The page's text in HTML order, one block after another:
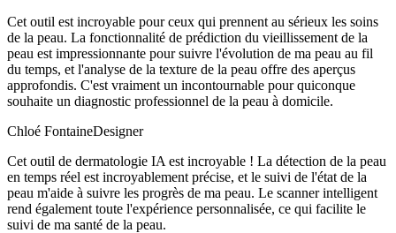
Cet outil est incroyable pour ceux qui prennent au sérieux les soins
de la peau. La fonctionnalité de prédiction du vieillissement de la
peau est impressionnante pour suivre l'évolution de ma peau au fil
du temps, et l'analyse de la texture de la peau offre des aperçus
approfondis. C'est vraiment un incontournable pour quiconque
souhaite un diagnostic professionnel de la peau à domicile.
Chloé FontaineDesigner
Cet outil de dermatologie IA est incroyable ! La détection de la peau
en temps réel est incroyablement précise, et le suivi de l'état de la
peau m'aide à suivre les progrès de ma peau. Le scanner intelligent
rend également toute l'expérience personnalisée, ce qui facilite le
suivi de ma santé de la peau.